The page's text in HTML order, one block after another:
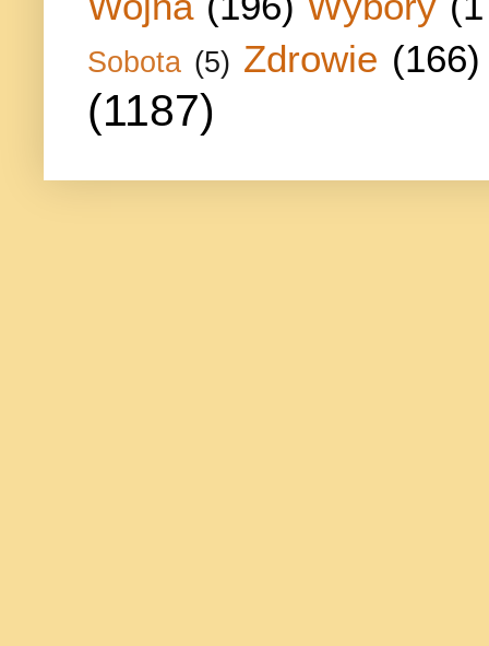
Sobota (5) Zdrowie (166)
(1187)